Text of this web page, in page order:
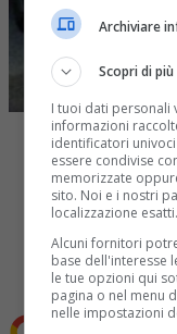
Share
Tweet
Archiviare
Scopri di più
I tuoi dati personali
informazioni
identificatori
essere condivise
memorizzate
sito. Noi e i nostri
localizzazione esatti.
Alcuni fornitori
base dell'interesse
le tue opzioni qui
pagina o nel menu
nelle impostazioni